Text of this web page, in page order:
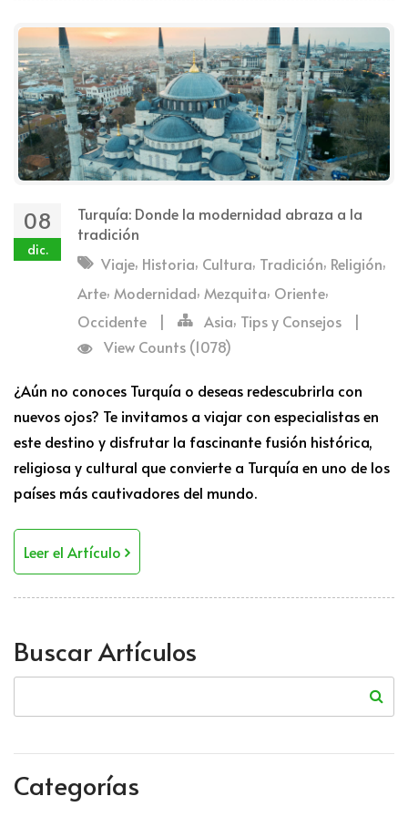
08
dic.
Turquía: Donde la modernidad abraza a la
tradición
Viaje, Historia, Cultura, Tradición, Religión,
Arte, Modernidad, Mezquita, Oriente,
Occidente
| Asia, Tips y Consejos
|
View Counts (1078)
¿Aún no conoces Turquía o deseas redescubrirla con
nuevos ojos? Te invitamos a viajar con especialistas en
este destino y disfrutar la fascinante fusión histórica,
religiosa y cultural que convierte a Turquía en uno de los
países más cautivadores del mundo.
Leer el Artículo
Buscar Artículos
Categorías